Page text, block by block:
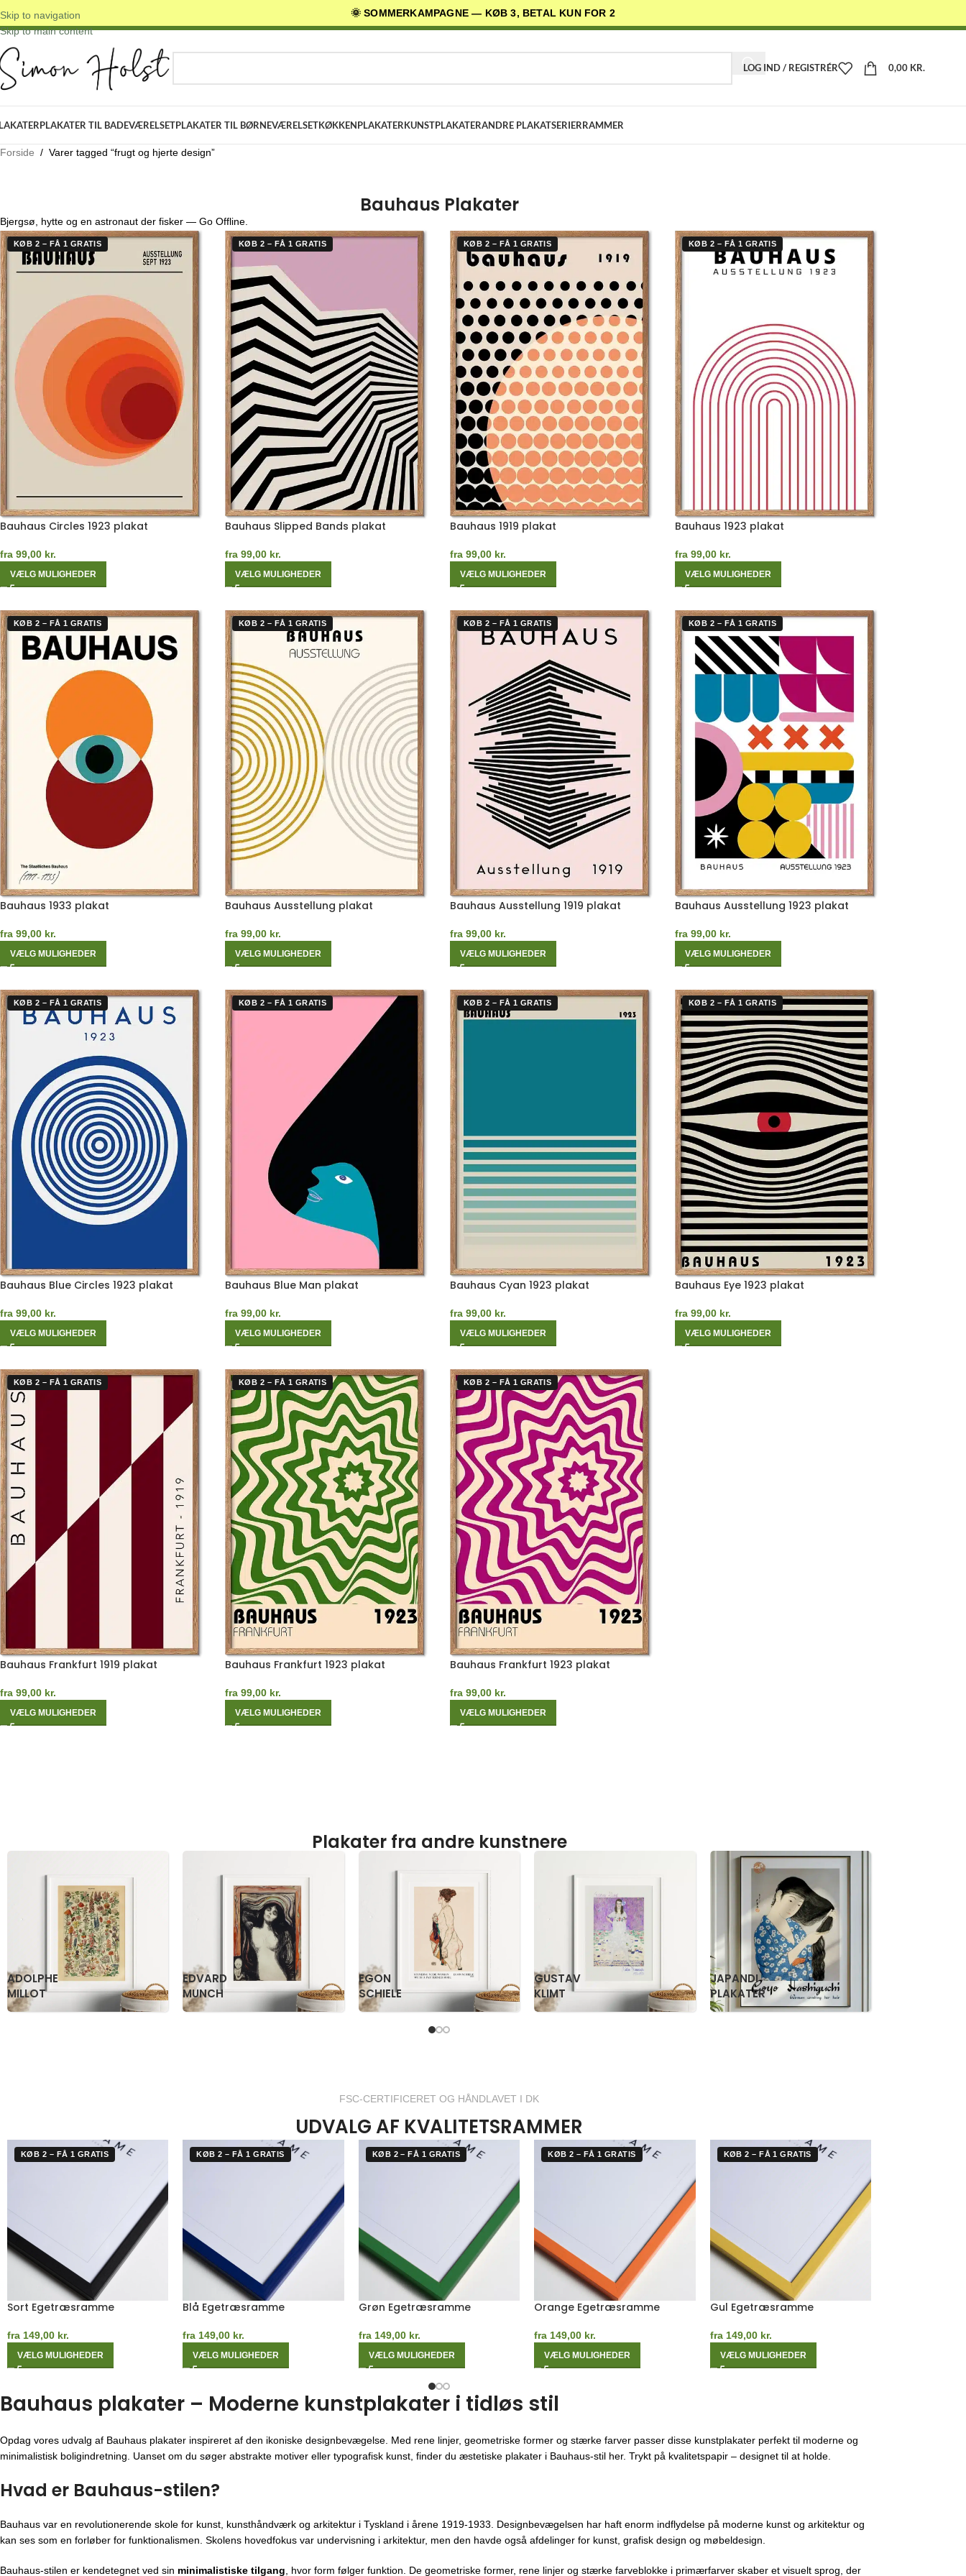
🌞 SOMMERKAMPAGNE — KØB 3, BETAL KUN FOR 2
Skip to navigation
Skip to main content
ORIGINALE DESIGNS ✓ 3-5 DAGES LEVERING ✓ 30 DAGES RETURRET ★ 4,5/5 PÅ TRUSTPILOT
LOG IND / REGISTRÉR 0,00 KR.
PLAKATER TIL BADEVÆRELSETPLAKATER TIL BØRNEVÆRELSETKØKKENPLAKATERKUNSTPLAKATERANDRE PLAKATSERIERRAMMER
Forside / Varer tagged “frugt og hjerte design”
Bauhaus Plakater
Bjergsø, hytte og en astronaut der fisker — Go Offline.
KØB 2 – FÅ 1 GRATIS
Bauhaus Circles 1923 plakat
fra 99,00 kr.
VÆLG MULIGHEDER
KØB 2 – FÅ 1 GRATIS
Bauhaus Slipped Bands plakat
fra 99,00 kr.
VÆLG MULIGHEDER
KØB 2 – FÅ 1 GRATIS
Bauhaus 1919 plakat
fra 99,00 kr.
VÆLG MULIGHEDER
KØB 2 – FÅ 1 GRATIS
Bauhaus 1923 plakat
fra 99,00 kr.
VÆLG MULIGHEDER
KØB 2 – FÅ 1 GRATIS
Bauhaus 1933 plakat
fra 99,00 kr.
VÆLG MULIGHEDER
KØB 2 – FÅ 1 GRATIS
Bauhaus Ausstellung plakat
fra 99,00 kr.
VÆLG MULIGHEDER
KØB 2 – FÅ 1 GRATIS
Bauhaus Ausstellung 1919 plakat
fra 99,00 kr.
VÆLG MULIGHEDER
KØB 2 – FÅ 1 GRATIS
Bauhaus Ausstellung 1923 plakat
fra 99,00 kr.
VÆLG MULIGHEDER
KØB 2 – FÅ 1 GRATIS
Bauhaus Blue Circles 1923 plakat
fra 99,00 kr.
VÆLG MULIGHEDER
KØB 2 – FÅ 1 GRATIS
Bauhaus Blue Man plakat
fra 99,00 kr.
VÆLG MULIGHEDER
KØB 2 – FÅ 1 GRATIS
Bauhaus Cyan 1923 plakat
fra 99,00 kr.
VÆLG MULIGHEDER
KØB 2 – FÅ 1 GRATIS
Bauhaus Eye 1923 plakat
fra 99,00 kr.
VÆLG MULIGHEDER
KØB 2 – FÅ 1 GRATIS
Bauhaus Frankfurt 1919 plakat
fra 99,00 kr.
VÆLG MULIGHEDER
KØB 2 – FÅ 1 GRATIS
Bauhaus Frankfurt 1923 plakat
fra 99,00 kr.
VÆLG MULIGHEDER
KØB 2 – FÅ 1 GRATIS
Bauhaus Frankfurt 1923 plakat
fra 99,00 kr.
VÆLG MULIGHEDER
Plakater fra andre kunstnere
KATSUSHIKA
HOKUSAI
OGAWA
KAZUMASA
PAUL
KLEE
PS
KRØYER
RETRO
PLAKATER
FSC-CERTIFICERET OG HÅNDLAVET I DK
UDVALG AF KVALITETSRAMMER
KØB 2 – FÅ 1 GRATIS
Egetræsramme
fra 149,00 kr.
VÆLG MULIGHEDER
KØB 2 – FÅ 1 GRATIS
Måneblå Egetræsramme
fra149,00 kr.
VÆLG MULIGHEDER
KØB 2 – FÅ 1 GRATIS
Rosa Egetræsramme
fra 149,00 kr.
VÆLG MULIGHEDER
KØB 2 – FÅ 1 GRATIS
Rød Egetræsramme
fra149,00 kr.
VÆLG MULIGHEDER
KØB 2 – FÅ 1 GRATIS
Hvid Egetræsramme
fra 149,00 kr.
VÆLG MULIGHEDER
Bauhaus plakater – Moderne kunstplakater i tidløs stil
Opdag vores udvalg af Bauhaus plakater inspireret af den ikoniske designbevægelse. Med rene linjer, geometriske former og stærke farver passer disse kunstplakater perfekt til moderne og
minimalistisk boligindretning. Uanset om du søger abstrakte motiver eller typografisk kunst, finder du æstetiske plakater i Bauhaus-stil her. Trykt på kvalitetspapir – designet til at holde.
Hvad er Bauhaus-stilen?
Bauhaus var en revolutionerende skole for kunst, kunsthåndværk og arkitektur i Tyskland i årene 1919-1933. Designbevægelsen har haft enorm indflydelse på moderne kunst og arkitektur og
kan ses som en forløber for funktionalismen. Skolens hovedfokus var undervisning i arkitektur, men den havde også afdelinger for kunst, grafisk design og møbeldesign.
Bauhaus-stilen er kendetegnet ved sin minimalistiske tilgang, hvor form følger funktion. De geometriske former, rene linjer og stærke farveblokke i primærfarver skaber et visuelt sprog, der